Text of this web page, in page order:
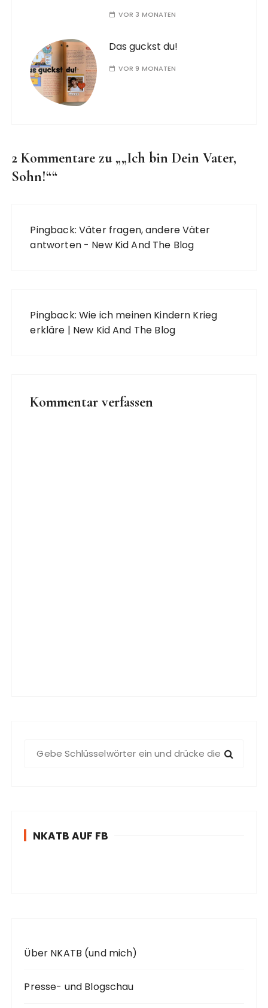
VOR 3 MONATEN
Das guckst du!
VOR 9 MONATEN
2 Kommentare zu „„Ich bin Dein Vater,
Sohn!““
Pingback: Väter fragen, andere Väter
antworten - New Kid And The Blog
Pingback: Wie ich meinen Kindern Krieg
erkläre | New Kid And The Blog
Kommentar verfassen
NKATB AUF FB
Über NKATB (und mich)
Presse- und Blogschau